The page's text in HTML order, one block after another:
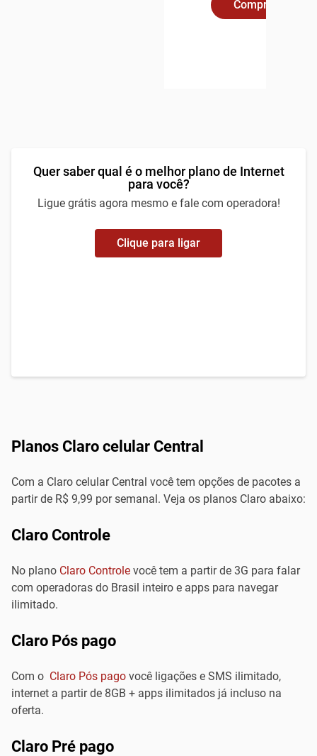
Compre Online
Quer saber qual é o melhor plano de Internet
para você?
Ligue grátis agora mesmo e fale com operadora!
Clique para ligar
Planos Claro celular Central
Com a Claro celular Central você tem opções de pacotes a
partir de R$ 9,99 por semanal. Veja os planos Claro abaixo:
Claro Controle
No plano Claro Controle você tem a partir de 3G para falar
com operadoras do Brasil inteiro e apps para navegar
ilimitado.
Claro Pós pago
Com o Claro Pós pago você ligações e SMS ilimitado,
internet a partir de 8GB + apps ilimitados já incluso na
oferta.
Claro Pré pago